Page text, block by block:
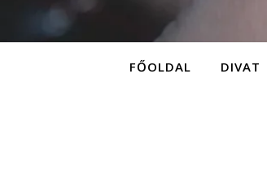
FŐOLDAL DIVAT